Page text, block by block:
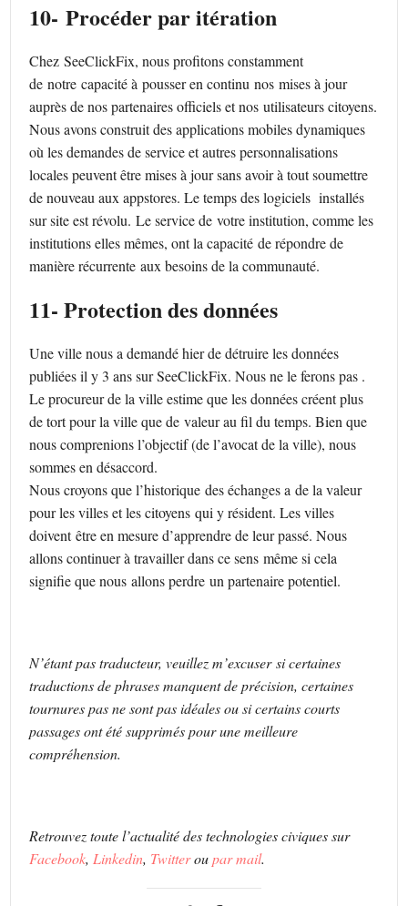
10- Procéder par itération
Chez SeeClickFix, nous profitons constamment
de notre capacité à pousser en continu nos mises à jour
auprès de nos partenaires officiels et nos utilisateurs citoyens.
Nous avons construit des applications mobiles dynamiques
où les demandes de service et autres personnalisations
locales peuvent être mises à jour sans avoir à tout soumettre
de nouveau aux appstores. Le temps des logiciels installés
sur site est révolu. Le service de votre institution, comme les
institutions elles mêmes, ont la capacité de répondre de
manière récurrente aux besoins de la communauté.
11- Protection des données
Une ville nous a demandé hier de détruire les données
publiées il y 3 ans sur SeeClickFix. Nous ne le ferons pas .
Le procureur de la ville estime que les données créent plus
de tort pour la ville que de valeur au fil du temps. Bien que
nous comprenions l’objectif (de l’avocat de la ville), nous
sommes en désaccord.
Nous croyons que l’historique des échanges a de la valeur
pour les villes et les citoyens qui y résident. Les villes
doivent être en mesure d’apprendre de leur passé. Nous
allons continuer à travailler dans ce sens même si cela
signifie que nous allons perdre un partenaire potentiel.
N’étant pas traducteur, veuillez m’excuser si certaines
traductions de phrases manquent de précision, certaines
tournures pas ne sont pas idéales ou si certains courts
passages ont été supprimés pour une meilleure
compréhension.
Retrouvez toute l’actualité des technologies civiques sur
Facebook,Linkedin, Twitteroupar mail.